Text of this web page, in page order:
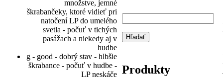
množstve, jemné
škrabančeky, ktoré vidieť pri
natočení LP do umelého
svetla - počuť v tichých
pasážach a niekedy aj v
hudbe
g - good - dobrý stav - hlbšie
škrabance - počuť v hudbe -
LP neskáče Produkty